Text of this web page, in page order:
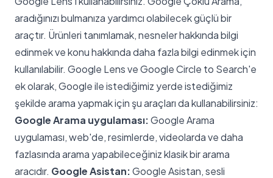
aradığınızı bulmanıza yardımcı olabilecek güçlü bir
araçtır. Ürünleri tanımlamak, nesneler hakkında bilgi
edinmek ve konu hakkında daha fazla bilgi edinmek için
kullanılabilir. Google Lens ve Google Circle to Search'e
ek olarak, Google ile istediğimiz yerde istediğimiz
şekilde arama yapmak için şu araçları da kullanabilirsiniz:
Google Arama uygulaması:Google Arama
uygulaması, web'de, resimlerde, videolarda ve daha
fazlasında arama yapabileceğiniz klasik bir arama
aracıdır. Google Asistan:Google Asistan, sesli